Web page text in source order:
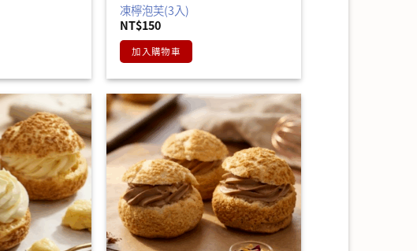
凍檸泡芙(3入)
NT$150
加入購物車